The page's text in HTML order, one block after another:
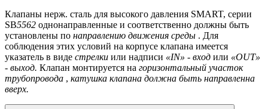
Клапаны нерж. сталь для высокого давления SMART, серии
SB5562 однонаправленные и соответственно должны быть
установлены по направлению движения среды . Для
соблюдения этих условий на корпусе клапана имеется
указатель в виде стрелки или надписи «IN» - вход или «OUT»
- выход. Клапан монтируется на горизонтальный участок
трубопровода , катушка клапана должна быть направленна
вверх.